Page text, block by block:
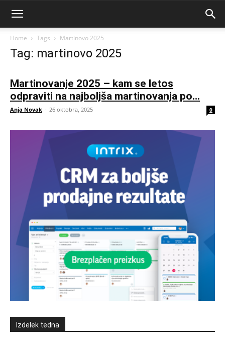
Home Tags Martinovo 2025
Tag: martinovo 2025
Martinovanje 2025 – kam se letos
odpraviti na najboljša martinovanja po...
Anja Novak - 26 oktobra, 2025 0
Izdelek tedna